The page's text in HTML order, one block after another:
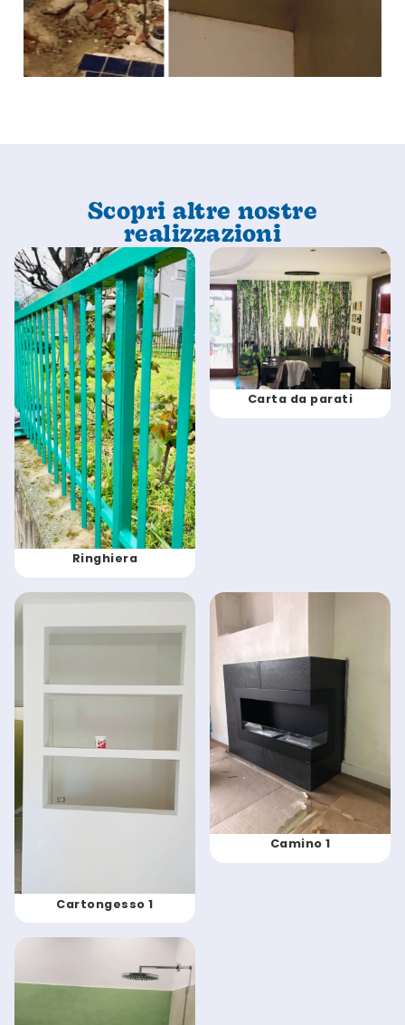
Scopri altre nostre
realizzazioni
Ringhiera
Carta da parati
Cartongesso 1
Camino 1